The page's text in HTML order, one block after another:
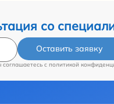
со
Оставить заявку
c политикой